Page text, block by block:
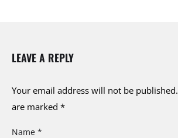
LEAVE A REPLY
Your email address will not be published.
are marked *
Name *